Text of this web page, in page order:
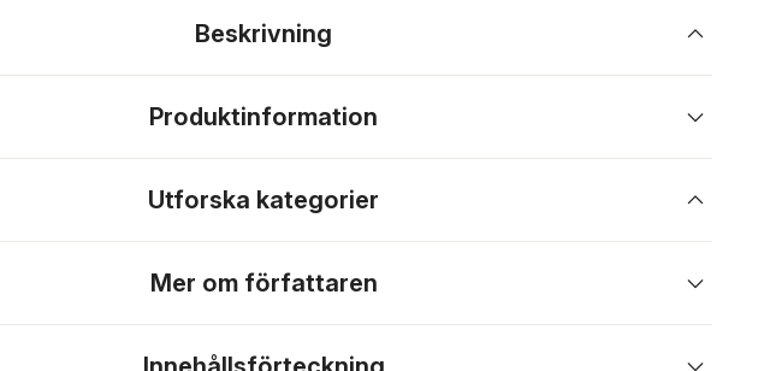
Beskrivning
Produktinformation
Utforska kategorier
Mer om författaren